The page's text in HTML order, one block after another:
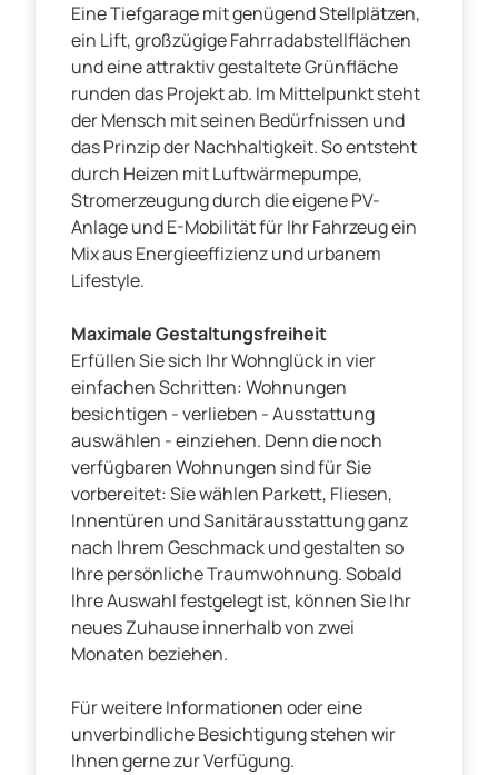
Eine Tiefgarage mit genügend Stellplätzen,
ein Lift, großzügige Fahrradabstellflächen
und eine attraktiv gestaltete Grünfläche
runden das Projekt ab. Im Mittelpunkt steht
der Mensch mit seinen Bedürfnissen und
das Prinzip der Nachhaltigkeit. So entsteht
durch Heizen mit Luftwärmepumpe,
Stromerzeugung durch die eigene PV-
Anlage und E-Mobilität für Ihr Fahrzeug ein
Mix aus Energieeffizienz und urbanem
Lifestyle.
Maximale Gestaltungsfreiheit
Erfüllen Sie sich Ihr Wohnglück in vier
einfachen Schritten: Wohnungen
besichtigen - verlieben - Ausstattung
auswählen - einziehen. Denn die noch
verfügbaren Wohnungen sind für Sie
vorbereitet: Sie wählen Parkett, Fliesen,
Innentüren und Sanitärausstattung ganz
nach Ihrem Geschmack und gestalten so
Ihre persönliche Traumwohnung. Sobald
Ihre Auswahl festgelegt ist, können Sie Ihr
neues Zuhause innerhalb von zwei
Monaten beziehen.
Für weitere Informationen oder eine
unverbindliche Besichtigung stehen wir
Ihnen gerne zur Verfügung.